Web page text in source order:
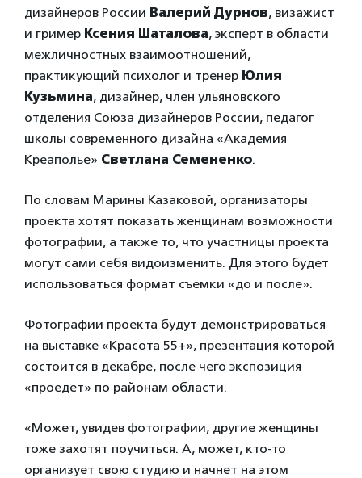
дизайнеров России Валерий Дурнов, визажист
и гример Ксения Шаталова, эксперт в области
межличностных взаимоотношений,
практикующий психолог и тренер Юлия
Кузьмина, дизайнер, член ульяновского
отделения Союза дизайнеров России, педагог
школы современного дизайна «Академия
Креаполье» Светлана Семененко.
По словам Марины Казаковой, организаторы
проекта хотят показать женщинам возможности
фотографии, а также то, что участницы проекта
могут сами себя видоизменить. Для этого будет
использоваться формат съемки «до и после».
Фотографии проекта будут демонстрироваться
на выставке «Красота 55+», презентация которой
состоится в декабре, после чего экспозиция
«проедет» по районам области.
«Может, увидев фотографии, другие женщины
тоже захотят поучиться. А, может, кто-то
организует свою студию и начнет на этом